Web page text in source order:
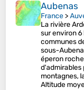
Aubenas
France >
La rivière
sur environ
communes
sous-
éperon
d'admirables
montagnes,
Altitude